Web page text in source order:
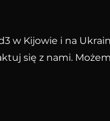
Kijowie i na
się z nami.